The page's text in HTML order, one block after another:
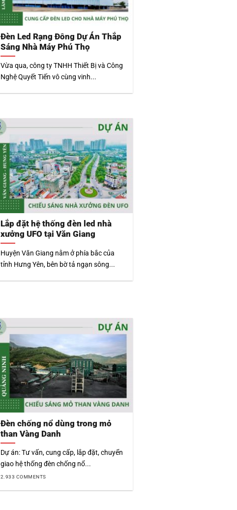
Đèn Led Rạng Đông Dự Án Thắp
Sáng Nhà Máy Phú Thọ
Vừa qua, công ty TNHH Thiết Bị và Công
Nghệ Quyết Tiến vô cùng vinh...
Lắp đặt hệ thống đèn led nhà
xưởng UFO tại Văn Giang
Huyện Văn Giang nằm ở phía bắc của
tỉnh Hưng Yên, bên bờ tả ngạn sông...
Đèn chống nổ dùng trong mỏ
than Vàng Danh
Dự án: Tư vấn, cung cấp, lắp đặt, chuyển
giao hệ thống đèn chống nổ...
2.933 COMMENTS